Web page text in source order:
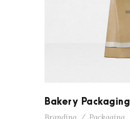
Bakery Packaging
Branding / Packaging